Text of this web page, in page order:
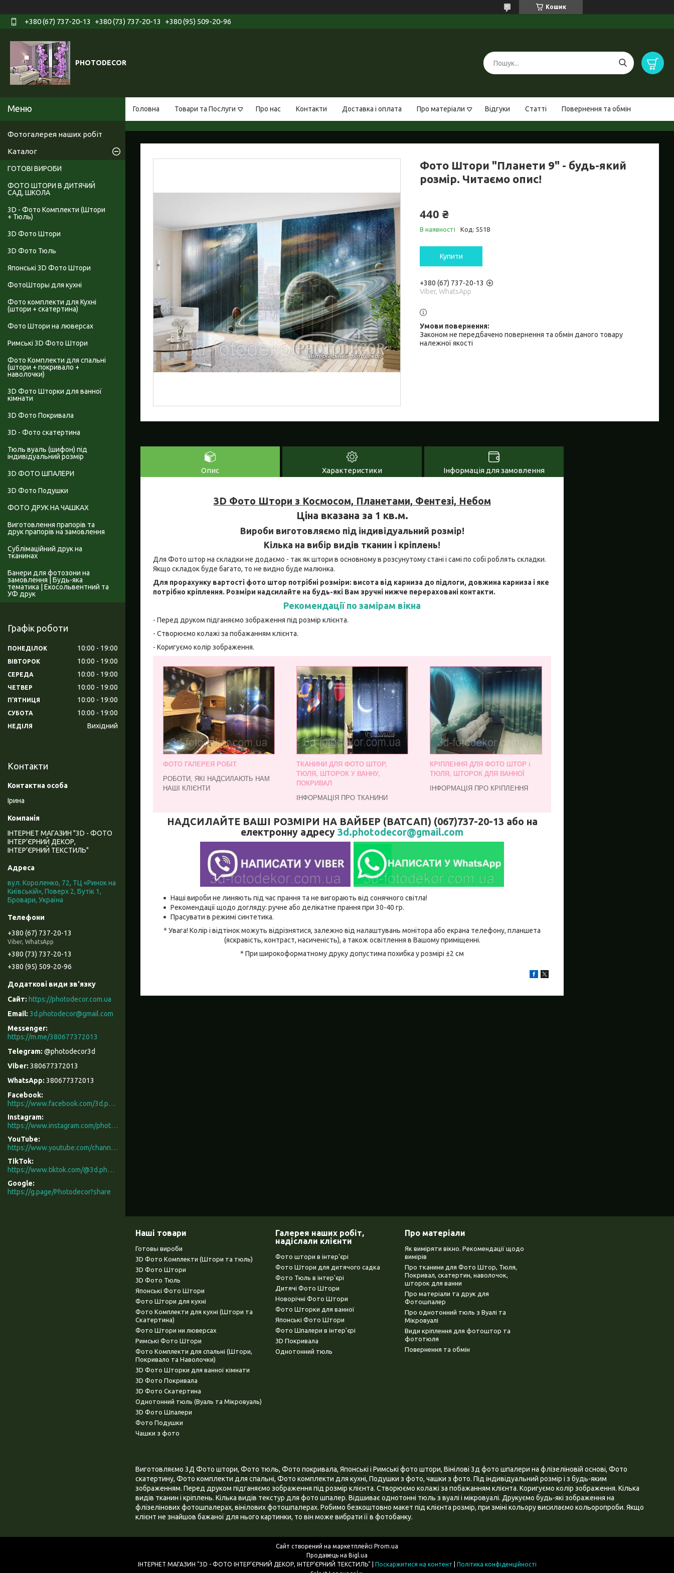
Кошик
+380 (67) 737-20-13 +380 (73) 737-20-13 +380 (95) 509-20-96
PHOTODECOR
Головна Товари та Послуги Про нас Контакти Доставка і оплата Про матеріали Відгуки Статті Повернення та обмін
Фото Штори "Планети 9" - будь-який
розмір. Читаємо опис!
440 ₴
В наявності Код: 5518
Купити
+380 (67) 737-20-13
Viber, WhatsApp
Законом не передбачено повернення та обмін даного товару
належної якості
Опис Характеристики Інформація для замовлення
3D Фото Штори з Космосом, Планетами, Фентезі, Небом
Ціна вказана за 1 кв.м.
Вироби виготовляємо під індивідуальний розмір!
Кілька на вибір видів тканин і кріплень!
Для Фото штор на складки не додаємо - так як штори в основному в розсунутому стані і самі по собі роблять складки.
Якщо складок буде багато, то не видно буде малюнка.
Для прорахунку вартості фото штор потрібні розміри: висота від карниза до підлоги, довжина карниза і яке
потрібно кріплення. Розміри надсилайте на будь-які Вам зручні нижче перераховані контакти.
Рекомендації по замірам вікна
- Перед друком підганяємо зображення під розмір клієнта.
- Створюємо колажі за побажанням клієнта.
- Коригуємо колір зображення.
ФОТО ГАЛЕРЕЯ РОБІТ
РОБОТИ, ЯКІ НАДСИЛАЮТЬ НАМ
НАШІ КЛІЄНТИ
ТКАНИНИ ДЛЯ ФОТО ШТОР,
ТЮЛЯ, ШТОРОК У ВАННУ,
ПОКРИВАЛ
ІНФОРМАЦІЯ ПРО ТКАНИНИ
КРІПЛЕННЯ ДЛЯ ФОТО ШТОР і
ТЮЛЯ, ШТОРОК ДЛЯ ВАННОЇ
ІНФОРМАЦІЯ ПРО КРІПЛЕННЯ
НАДСИЛАЙТЕ ВАШІ РОЗМІРИ НА ВАЙБЕР (ВАТСАП) (067)737-20-13 або на
електронну адресу 3d.photodecor@gmail.com
Наші вироби не линяють під час прання та не вигорають від сонячного світла!
Рекомендації щодо догляду: ручне або делікатне прання при 30-40 гр.
Прасувати в режимі синтетика.
* Увага! Колір і відтінок можуть відрізнятися, залежно від налаштувань монітора або екрана телефону, планшета
(яскравість, контраст, насиченість), а також освітлення в Вашому приміщенні.
* При широкоформатному друку допустима похибка у розмірі ±2 см
Фотогалерея наших робіт
Каталог
ГОТОВІ ВИРОБИ
ФОТО ШТОРИ В ДИТЯЧИЙ
САД, ШКОЛА
3D - Фото Комплекти (Штори
+ Тюль)
3D Фото Штори
3D Фото Тюль
Японські 3D Фото Штори
ФотоШторы для кухні
Фото комплекти для Кухні
(штори + скатертина)
Фото Штори на люверсах
Римські 3D Фото Штори
Фото Комплекти для спальні
(штори + покривало +
наволочки)
3D Фото Шторки для ванної
кімнати
3D Фото Покривала
3D - Фото скатертина
Тюль вуаль (шифон) під
індивідуальний розмір
3D ФОТО ШПАЛЕРИ
3D Фото Подушки
ФОТО ДРУК НА ЧАШКАХ
Виготовлення прапорів та
друк прапорів на замовлення
Сублімаційний друк на
тканинах
Банери для фотозони на
замовлення | Будь-яка
тематика | Екосольвентний та
УФ друк
Графік роботи
ПОНЕДІЛОК 10:00 19:00
ВІВТОРОК 10:00 19:00
СЕРЕДА 10:00 19:00
ЧЕТВЕР 10:00 19:00
ПʼЯТНИЦЯ 10:00 19:00
СУБОТА 10:00 19:00
НЕДІЛЯ Вихідний
Контакти
Ірина
ІНТЕРНЕТ МАГАЗИН "3D - ФОТО
ІНТЕР’ЄРНИЙ ДЕКОР,
ІНТЕР’ЄРНИЙ ТЕКСТИЛЬ"
вул. Короленко, 72, ТЦ «Ринок на
Київській», Поверх 2, Бутік 1,
Бровари, Україна
+380 (67) 737-20-13
Viber, WhatsApp
+380 (73) 737-20-13
+380 (95) 509-20-96
https://photodecor.com.ua
3d.photodecor@gmail.com
https://m.me/380677372013
@photodecor3d
380677372013
380677372013
Facebook
https://www.facebook.com/3d.photodecor/
Instagram
https://www.instagram.com/photodecor.com.ua/
YouTube
https://www.youtube.com/channel/UCXCUerfqRY1Pw7-IptdbqyA/videos
TikTok
https://www.tiktok.com/@3d.photodecor?is_from_webapp=1&sender_device=pc
Google
https://g.page/Photodecor?share
Наші товари
Готовы вироби
3D Фото Комплекти (Штори та тюль)
3D Фото Штори
3D Фото Тюль
Японські Фото Штори
Фото Штори для кухні
Фото Комплекти для кухні (Штори та
Скатертина)
Фото Штори ни люверсах
Римські Фото Штори
Фото Комплекти для спальні (Штори,
Покривало та Наволочки)
3D Фото Шторки для ванної кімнати
3D Фото Покривала
3D Фото Скатертина
Однотонний тюль (Вуаль та Мікровуаль)
3D Фото Шпалери
Фото Подушки
Чашки з фото
Галерея наших робіт,
надіслали клієнти
Фото штори в інтер'єрі
Фото Штори для дитячого садка
Фото Тюль в інтер'єрі
Дитячі Фото Штори
Новорічні Фото Штори
Фото Шторки для ванної
Японські Фото Штори
Фото Шпалери в інтер'єрі
3D Покривала
Однотонний тюль
Про матеріали
Як виміряти вікно. Рекомендації щодо
вимірів
Про тканини для Фото Штор, Тюля,
Покривал, скатертин, наволочок,
шторок для ванни
Про матеріали та друк для
Фотошпалер
Про однотонний тюль з Вуалі та
Мікровуалі
Види кріплення для фотоштор та
фототюля
Повернення та обмін
Виготовляємо 3Д Фото штори, Фото тюль, Фото покривала, Японські і Римські фото штори, Вінілові 3д фото шпалери на флізеліновій основі, Фото
скатертину, Фото комплекти для спальні, Фото комплекти для кухні, Подушки з фото, чашки з фото. Під індивідуальний розмір і з будь-яким
зображенням. Перед друком підганяємо зображення під розмір клієнта. Створюємо колажі за побажанням клієнта. Коригуємо колір зображення. Кілька
видів тканин і кріплень. Кілька видів текстур для фото шпалер. Відшиває однотонні тюль з вуалі і мікровуалі. Друкуємо будь-які зображення на
флізелінових фотошпалерах, вінілових фотошпалерах. Робимо безкоштовно макет під клієнта розмір, при зміні кольору висилаємо кольоропроби. Якщо
клієнт не знайшов бажаної для нього картинки, то він може вибрати її в фотобанку.
Сайт створений на маркетплейсі Prom.ua
Продавець на Bigl.ua
Поскаржитися на контент
Політика конфіденційності